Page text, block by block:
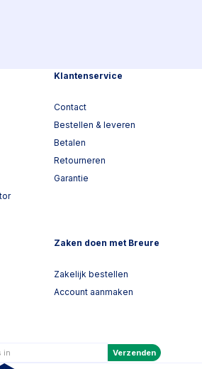
Klantenservice
Contact
Bestellen & leveren
Betalen
Retourneren
Garantie
Zaken doen met Breure
Zakelijk bestellen
Account aanmaken
Verzenden